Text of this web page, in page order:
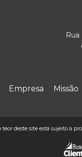
Rua
Empresa Missão
deste site está sujeito à